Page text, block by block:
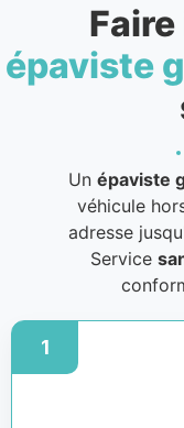
épaviste
Unépaviste
véhicule
adresse
Service
1